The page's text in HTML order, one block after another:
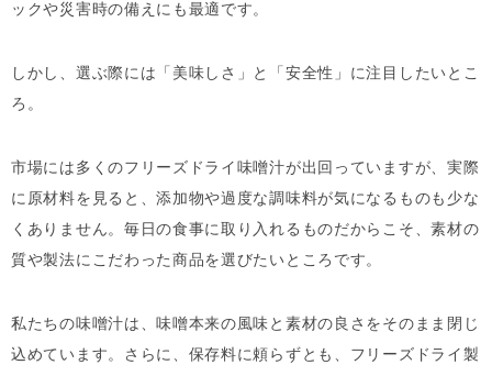
ックや災害時の備えにも最適です。
しかし、選ぶ際には「美味しさ」と「安全性」に注目したいとこ
ろ。
市場には多くのフリーズドライ味噌汁が出回っていますが、実際
に原材料を見ると、添加物や過度な調味料が気になるものも少な
くありません。毎日の食事に取り入れるものだからこそ、素材の
質や製法にこだわった商品を選びたいところです。
私たちの味噌汁は、味噌本来の風味と素材の良さをそのまま閉じ
込めています。さらに、保存料に頼らずとも、フリーズドライ製